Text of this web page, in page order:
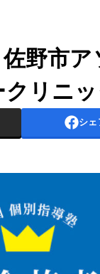
佐野市
リニッ
シェ